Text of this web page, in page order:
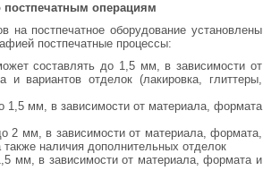
операциям
на постпечатное оборудование установлены
постпечатные процессы:
составлять до 1,5 мм, в зависимости от
и вариантов отделок (лакировка, глиттеры,
мм, в зависимости от материала, формата
2 мм, в зависимости от материала, формата,
наличия дополнительных отделок
мм, в зависимости от материала, формата и